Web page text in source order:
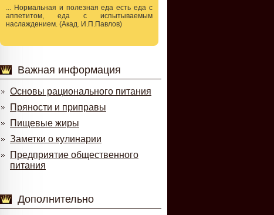
... Нормальная и полезная еда есть еда с
аппетитом, еда с испытываемым
наслаждением. (Акад. И.П.Павлов)
Важная информация
Основы рационального питания
Пряности и приправы
Пищевые жиры
Заметки о кулинарии
Предприятие общественного
питания
Дополнительно